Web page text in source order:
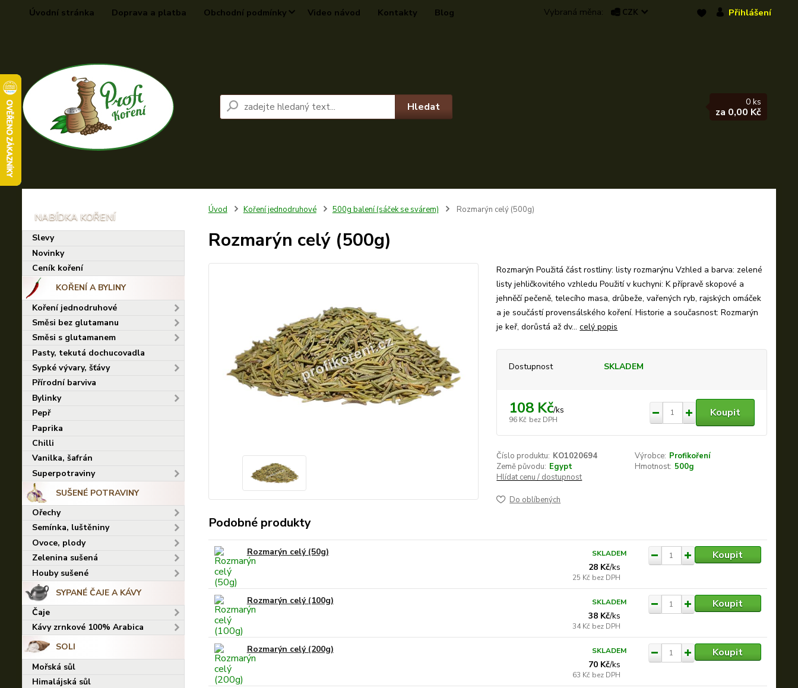
Úvodní stránka Doprava a platba Obchodní podmínky Video návod Kontakty Blog CZK Přihlášení
Hledat 0 ks
za 0,00 Kč
Slevy
Novinky
Ceník koření
KOŘENÍ A BYLINY
Koření jednodruhové
Směsi bez glutamanu
Směsi s glutamanem
Pasty, tekutá dochucovadla
Sypké vývary, šťávy
Přírodní barviva
Bylinky
Pepř
Paprika
Chilli
Vanilka, šafrán
Superpotraviny
SUŠENÉ POTRAVINY
Ořechy
Semínka, luštěniny
Ovoce, plody
Zelenina sušená
Houby sušené
SYPANÉ ČAJE A KÁVY
Čaje
Kávy zrnkové 100% Arabica
SOLI
Mořská sůl
Himalájská sůl
Úvod Koření jednodruhové 500g balení (sáček se svárem) Rozmarýn celý (500g)
Rozmarýn celý (500g)
Rozmarýn Použitá část rostliny: listy rozmarýnu Vzhled a barva: zelené
listy jehličkovitého vzhledu Použití v kuchyni: K přípravě skopové a
jehněčí pečeně, telecího masa, drůbeže, vařených ryb, rajských omáček
a je součástí provensálského koření. Historie a současnost: Rozmarýn
je keř, dorůstá až dv...celý popis
Dostupnost SKLADEM
108 Kč/ks
96 Kč bez DPH
Koupit
Číslo produktu: KO1020694 Výrobce: Profikoření
Země původu: Egypt Hmotnost: 500g
Hlídat cenu / dostupnost
Do oblíbených
Podobné produkty
Rozmarýn celý (50g)
28 Kč/ks
25 Kč bez DPH
SKLADEM Koupit
Rozmarýn celý (100g)
38 Kč/ks
34 Kč bez DPH
SKLADEM Koupit
Rozmarýn celý (200g)
70 Kč/ks
63 Kč bez DPH
SKLADEM Koupit